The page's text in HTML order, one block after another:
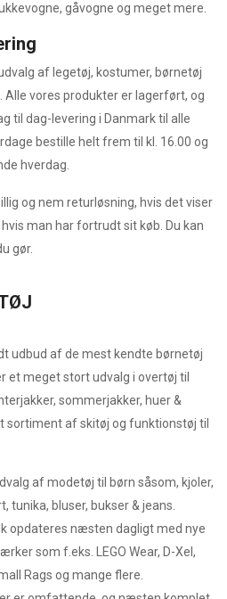
gåvogne og meget mere.
af legetøj, kostumer, børnetøj
Alle vores produkter er lagerført, og
til dag-levering i Danmark til alle
bestille helt frem til kl. 16.00 og
hverdag.
og nem returløsning, hvis det viser
man har fortrudt sit køb. Du kan
gør.
udbud af de mest kendte børnetøj
et meget stort udvalg i overtøj til
sommerjakker, huer &
sortiment af skitøj og funktionstøj til
af modetøj til børn såsom, kjoler,
tunika, bluser, bukser & jeans.
opdateres næsten dagligt med nye
som f.eks. LEGO Wear, D-Xel,
Rags og mange flere.